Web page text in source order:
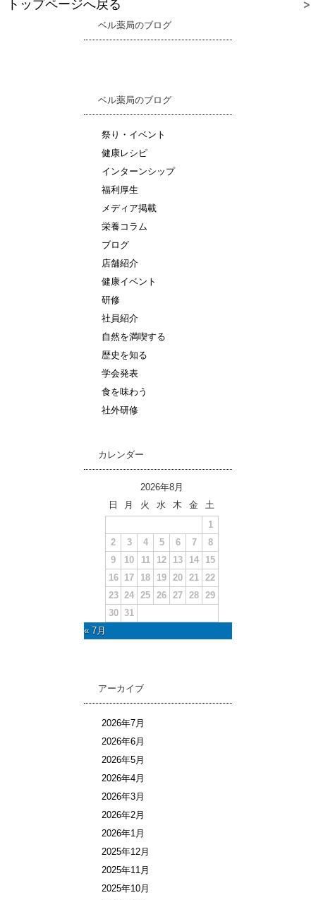
トップページへ戻る
ベル薬局のブログ
ベル薬局のブログ
祭り・イベント
健康レシピ
インターンシップ
福利厚生
メディア掲載
栄養コラム
ブログ
店舗紹介
健康イベント
研修
社員紹介
自然を満喫する
歴史を知る
学会発表
食を味わう
社外研修
カレンダー
2026年8月
日
月 火 水 木 金
土
1
2
3 4 5 6 7
8
9
10 11 12 13 14
15
16
17 18 19 20 21
22
23 24 25 26 27 28 29
30 31
« 7月
アーカイブ
2026年7月
2026年6月
2026年5月
2026年4月
2026年3月
2026年2月
2026年1月
2025年12月
2025年11月
2025年10月